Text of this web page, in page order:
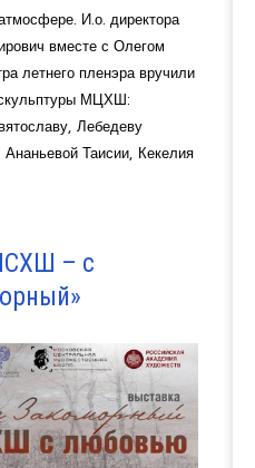
И.о. директора
вместе с Олегом
летнего пленэра вручили
МЦХШ:
Лебедеву
Таисии, Кекелия
– с